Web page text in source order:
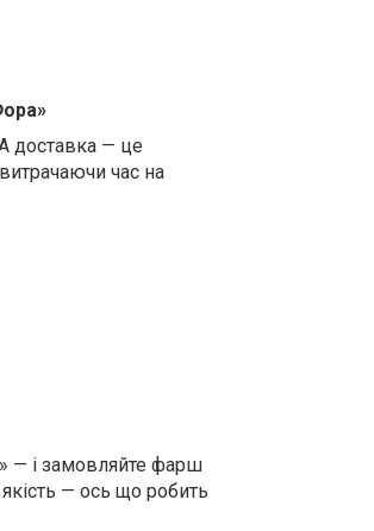
А доставка — це
час на
— і замовляйте фарш
— ось що робить